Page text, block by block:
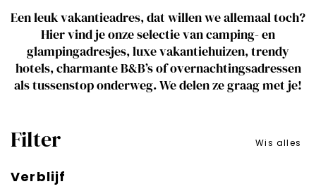
Een leuk vakantieadres, dat willen we allemaal toch?
Hier vind je onze selectie van camping- en
glampingadresjes, luxe vakantiehuizen, trendy
hotels, charmante B&B’s of overnachtingsadressen
als tussenstop onderweg. We delen ze graag met je!
Filter Wis alles
Verblijf